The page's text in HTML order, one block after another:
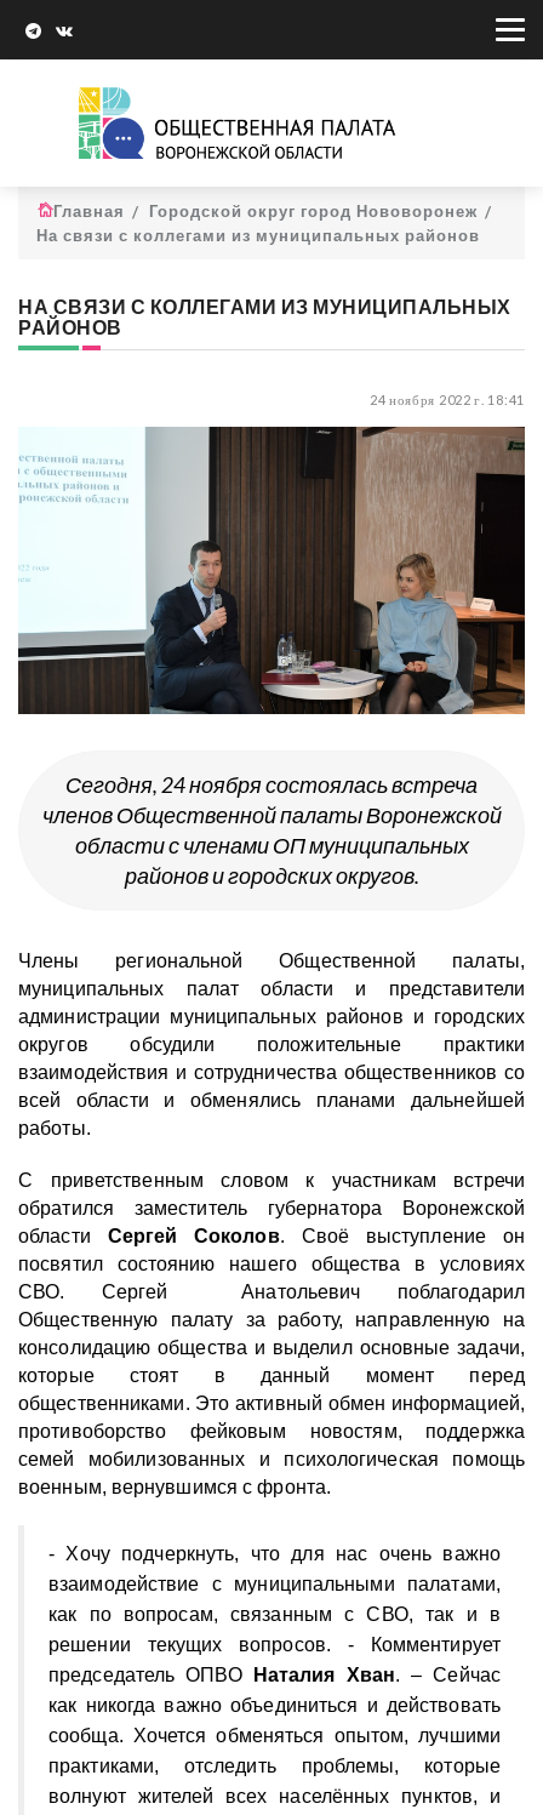
Главная
Городской округ город Нововоронеж
На связи с коллегами из муниципальных районов
НА СВЯЗИ С КОЛЛЕГАМИ ИЗ МУНИЦИПАЛЬНЫХ
РАЙОНОВ
24 ноября 2022 г. 18:41
Сегодня, 24 ноября состоялась встреча
членов Общественной палаты Воронежской
области с членами ОП муниципальных
районов и городских округов.
Члены региональной Общественной палаты,
муниципальных палат области и представители
администрации муниципальных районов и городских
округов обсудили положительные практики
взаимодействия и сотрудничества общественников со
всей области и обменялись планами дальнейшей
работы.
С приветственным словом к участникам встречи
обратился заместитель губернатора Воронежской
области Сергей Соколов. Своё выступление он
посвятил состоянию нашего общества в условиях
СВО. Сергей Анатольевич поблагодарил
Общественную палату за работу, направленную на
консолидацию общества и выделил основные задачи,
которые стоят в данный момент перед
общественниками. Это активный обмен информацией,
противоборство фейковым новостям, поддержка
семей мобилизованных и психологическая помощь
военным, вернувшимся с фронта.
- Хочу подчеркнуть, что для нас очень важно
взаимодействие с муниципальными палатами,
как по вопросам, связанным с СВО, так и в
решении текущих вопросов. - Комментирует
председатель ОПВО
Наталия Хван. – Сейчас
как никогда важно объединиться и действовать
сообща. Хочется обменяться опытом, лучшими
практиками, отследить проблемы, которые
волнуют жителей всех населённых пунктов, и